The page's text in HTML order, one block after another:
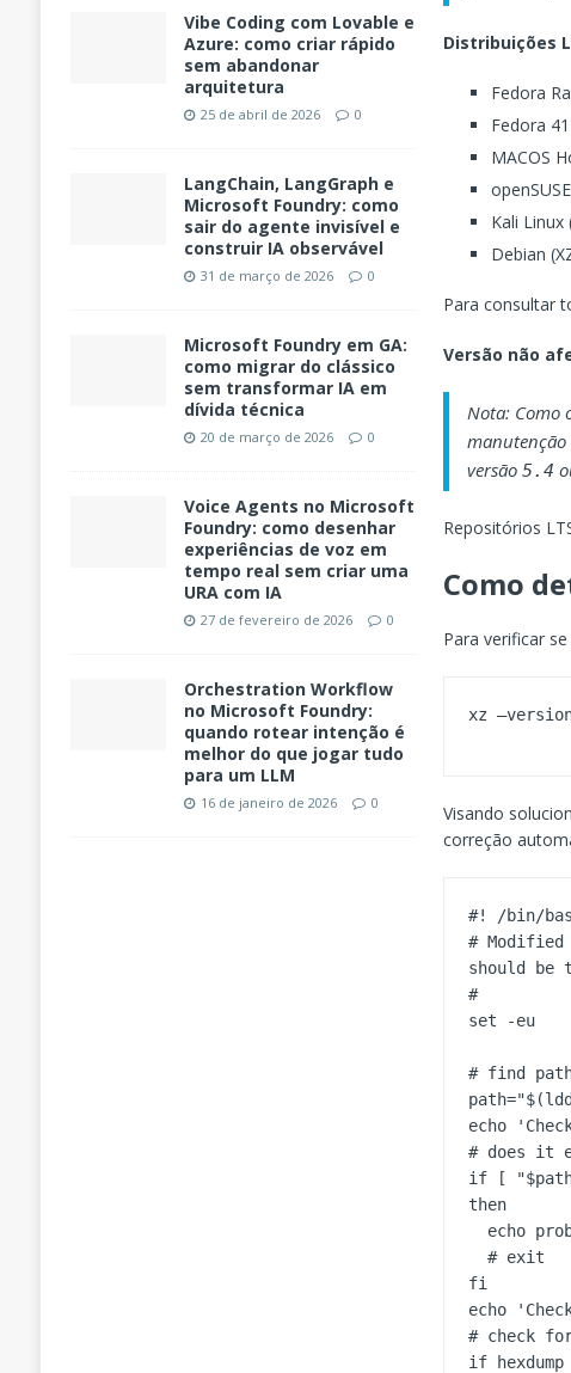
Distribuições
Fedora
Fedora 41
MACOS
Kali
Debian
Para consultar
Versão não
Nota: Como
manutenção
versão5.4
Repositórios
Como
Para verificar
Visando
correção
#! /bin/
#
should be
#
set -eu
# find
echo
# does it
if [
then
  # exit
fi
echo
# check
if
Vibe Coding com Lovable e
Azure: como criar rápido
sem abandonar
arquitetura
25 de abril de 2026 0
LangChain, LangGraph e
Microsoft Foundry: como
sair do agente invisível e
construir IA observável
31 de março de 2026 0
Microsoft Foundry em GA:
como migrar do clássico
sem transformar IA em
dívida técnica
20 de março de 2026 0
Voice Agents no Microsoft
Foundry: como desenhar
experiências de voz em
tempo real sem criar uma
URA com IA
27 de fevereiro de 2026 0
Orchestration Workflow
no Microsoft Foundry:
quando rotear intenção é
melhor do que jogar tudo
para um LLM
16 de janeiro de 2026 0